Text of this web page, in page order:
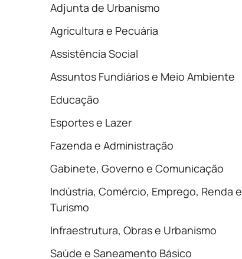
Adjunta de Urbanismo
Agricultura e Pecuária
Assistência Social
Assuntos Fundiários e Meio Ambiente
Educação
Esportes e Lazer
Fazenda e Administração
Gabinete, Governo e Comunicação
Indústria, Comércio, Emprego, Renda e
Turismo
Infraestrutura, Obras e Urbanismo
Saúde e Saneamento Básico